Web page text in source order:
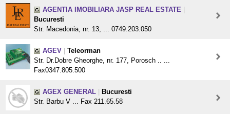
AGENTIA IMOBILIARA JASP REAL ESTATE
Bucuresti
Str. Macedonia, nr. 13, ... 0749.203.050
AGEV
Teleorman
Str. Dr.Dobre Gheorghe, nr. 177, Porosch .. ...
Fax0347.805.500
AGEX GENERAL
Bucuresti
Str. Barbu V ... Fax 211.65.58